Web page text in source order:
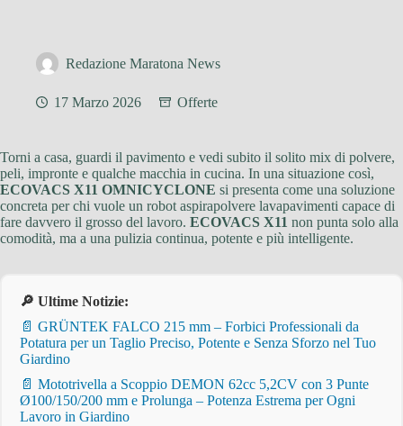
Redazione Maratona News
17 Marzo 2026 Offerte
Torni a casa, guardi il pavimento e vedi subito il solito mix di polvere,
peli, impronte e qualche macchia in cucina. In una situazione così,
ECOVACS X11 OMNICYCLONE si presenta come una soluzione
concreta per chi vuole un robot aspirapolvere lavapavimenti capace di
fare davvero il grosso del lavoro. ECOVACS X11 non punta solo alla
comodità, ma a una pulizia continua, potente e più intelligente.
🔎 Ultime Notizie:
📄 GRÜNTEK FALCO 215 mm – Forbici Professionali da
Potatura per un Taglio Preciso, Potente e Senza Sforzo nel Tuo
Giardino
📄 Mototrivella a Scoppio DEMON 62cc 5,2CV con 3 Punte
Ø100/150/200 mm e Prolunga – Potenza Estrema per Ogni
Lavoro in Giardino